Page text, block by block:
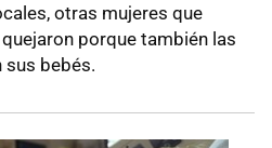
otras mujeres que
porque también las
sus bebés.